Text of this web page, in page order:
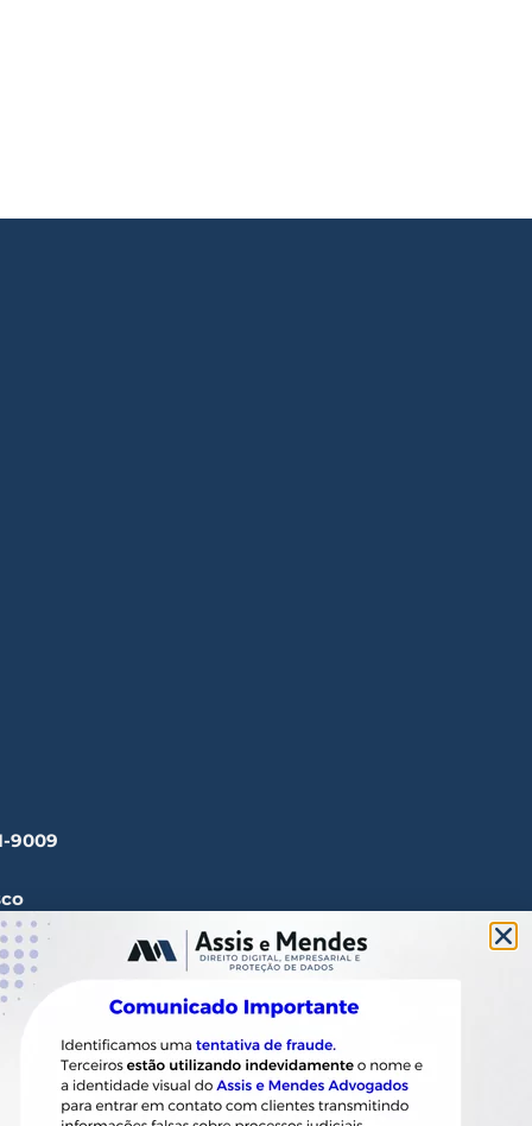
9009
1165 Paulista - CEP